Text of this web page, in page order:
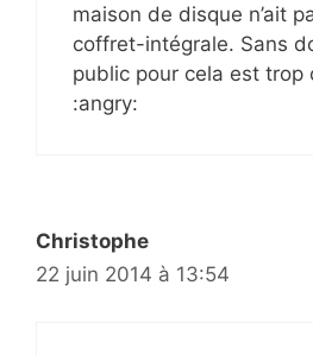
maison de disque n’ait
coffret-intégrale. Sans
public pour cela est trop
:angry:
Christophe
22 juin 2014 à 13:54